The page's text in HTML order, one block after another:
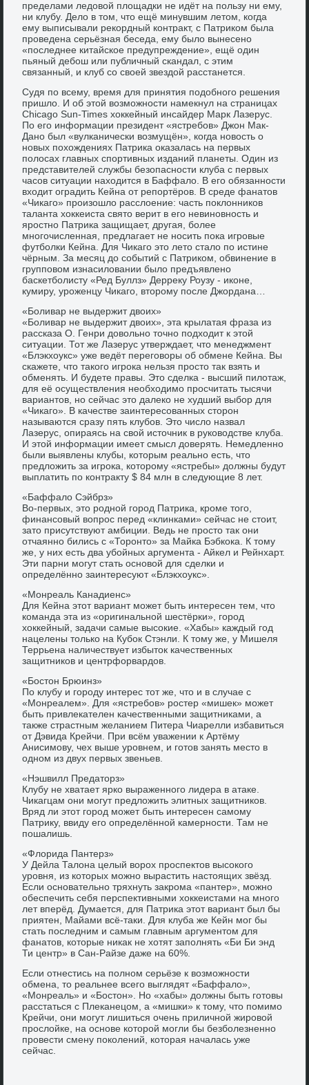
пределами ледовой площадки не идёт на пользу ни ему,
ни клубу. Дело в том, что ещё минувшим летом, когда
ему выписывали рекордный контракт, с Патриком была
проведена серьёзная беседа, ему было вынесено
«последнее китайское предупреждение», ещё один
пьяный дебош или публичный скандал, с этим
связанный, и клуб со своей звездой расстанется.
Судя по всему, время для принятия подобного решения
пришло. И об этой возможности намекнул на страницах
Chicago Sun-Times хоккейный инсайдер Марк Лазерус.
По его информации президент «ястребов» Джон Мак-
Дано был «вулканически возмущён», когда новость о
новых похождениях Патрика оказалась на первых
полосах главных спортивных изданий планеты. Один из
представителей службы безопасности клуба с первых
часов ситуации находится в Баффало. В его обязанности
входит оградить Кейна от репортёров. В среде фанатов
«Чикаго» произошло расслоение: часть поклонников
таланта хоккеиста свято верит в его невиновность и
яростно Патрика защищает, другая, более
многочисленная, предлагает не носить пока игровые
футболки Кейна. Для Чикаго это лето стало по истине
чёрным. За месяц до событий с Патриком, обвинение в
групповом изнасиловании было предъявлено
баскетболисту «Ред Буллз» Дерреку Роузу - иконе,
кумиру, уроженцу Чикаго, второму после Джордана…
«Боливар не выдержит двоих»
«Боливар не выдержит двоих», эта крылатая фраза из
рассказа О. Генри довольно точно подходит к этой
ситуации. Тот же Лазерус утверждает, что менеджмент
«Блэкхоукс» уже ведёт переговоры об обмене Кейна. Вы
скажете, что такого игрока нельзя просто так взять и
обменять. И будете правы. Это сделка - высший пилотаж,
для её осуществления необходимо просчитать тысячи
вариантов, но сейчас это далеко не худший выбор для
«Чикаго». В качестве заинтересованных сторон
называются сразу пять клубов. Это число назвал
Лазерус, опираясь на свой источник в руководстве клуба.
И этой информации имеет смысл доверять. Немедленно
были выявлены клубы, которым реально есть, что
предложить за игрока, которому «ястребы» должны будут
выплатить по контракту $ 84 млн в следующие 8 лет.
«Баффало Сэйбрз»
Во-первых, это родной город Патрика, кроме того,
финансовый вопрос перед «клинками» сейчас не стоит,
зато присутствуют амбиции. Ведь не просто так они
отчаянно бились с «Торонто» за Майка Бэбкока. К тому
же, у них есть два убойных аргумента - Айкел и Рейнхарт.
Эти парни могут стать основой для сделки и
определённо заинтересуют «Блэкхоукс».
«Монреаль Канадиенс»
Для Кейна этот вариант может быть интересен тем, что
команда эта из «оригинальной шестёрки», город
хоккейный, задачи самые высокие. «Хабы» каждый год
нацелены только на Кубок Стэнли. К тому же, у Мишеля
Террьена наличествует избыток качественных
защитников и центрфорвардов.
«Бостон Брюинз»
По клубу и городу интерес тот же, что и в случае с
«Монреалем». Для «ястребов» ростер «мишек» может
быть привлекателен качественными защитниками, а
также страстным желанием Питера Чиарелли избавиться
от Дэвида Крейчи. При всём уважении к Артёму
Анисимову, чех выше уровнем, и готов занять место в
одном из двух первых звеньев.
«Нэшвилл Предаторз»
Клубу не хватает ярко выраженного лидера в атаке.
Чикагцам они могут предложить элитных защитников.
Вряд ли этот город может быть интересен самому
Патрику, ввиду его определённой камерности. Там не
пошалишь.
«Флорида Пантерз»
У Дейла Талона целый ворох проспектов высокого
уровня, из которых можно вырастить настоящих звёзд.
Если основательно тряхнуть закрома «пантер», можно
обеспечить себя перспективными хоккеистами на много
лет вперёд. Думается, для Патрика этот вариант был бы
приятен, Майами всё-таки. Для клуба же Кейн мог бы
стать последним и самым главным аргументом для
фанатов, которые никак не хотят заполнять «Би Би энд
Ти центр» в Сан-Райзе даже на 60%.
Если отнестись на полном серьёзе к возможности
обмена, то реальнее всего выглядят «Баффало»,
«Монреаль» и «Бостон». Но «хабы» должны быть готовы
расстаться с Плеканецом, а «мишки» к тому, что помимо
Крейчи, они могут лишиться очень приличной жировой
прослойке, на основе которой могли бы безболезненно
провести смену поколений, которая началась уже
сейчас.